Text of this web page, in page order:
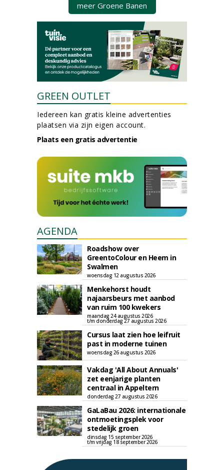
meer Groene Banen
GREEN OUTLET
Iedereen kan gratis kleine advertenties
plaatsen via zijn eigen account.
Plaats een gratis advertentie
AGENDA
Roadshow over
GreentoColour en Heem in
Swalmen
woensdag 12 augustus 2026
Menkehorst houdt
najaarsbeurs met aanbod
van ruim 100 kwekers
maandag 24 augustus 2026
t/m donderdag 27 augustus 2026
Cursus laat zien hoe leifruit
past in moderne tuinen
woensdag 26 augustus 2026
Vakdag 'All About Annuals'
zet eenjarige planten
centraal in Appeltern
donderdag 27 augustus 2026
GaLaBau 2026: internationale
ontmoetingsplek voor
stedelijk groen
dinsdag 15 september 2026
t/m vrijdag 18 september 2026